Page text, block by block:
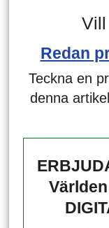
Redan
Teckna en
denna